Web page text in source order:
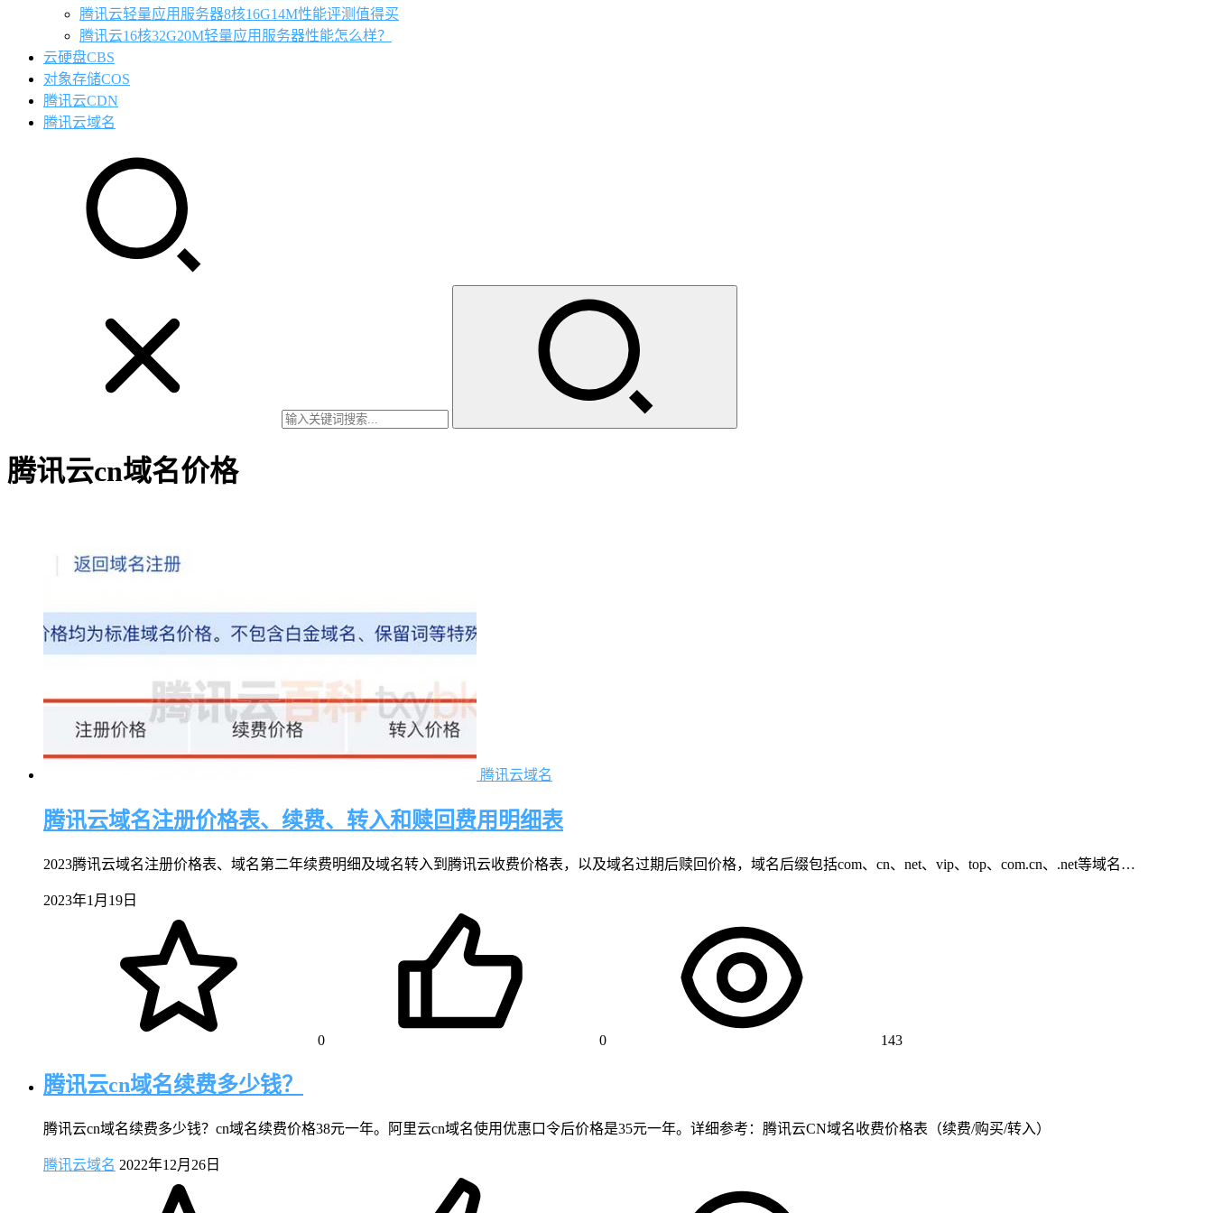
腾讯云轻量应用服务器8核16G14M性能评测值得买
腾讯云16核32G20M轻量应用服务器性能怎么样？
云硬盘CBS
对象存储COS
腾讯云CDN
腾讯云域名
腾讯云cn域名价格
腾讯云域名
腾讯云域名注册价格表、续费、转入和赎回费用明细表
2023腾讯云域名注册价格表、域名第二年续费明细及域名转入到腾讯云收费价格表，以及域名过期后赎回价格，域名后缀包括com、cn、net、vip、top、com.cn、.net等域名…
2023年1月19日
0 0 143
腾讯云cn域名续费多少钱？
腾讯云cn域名续费多少钱？cn域名续费价格38元一年。阿里云cn域名使用优惠口令后价格是35元一年。详细参考：腾讯云CN域名收费价格表（续费/购买/转入）
腾讯云域名 2022年12月26日